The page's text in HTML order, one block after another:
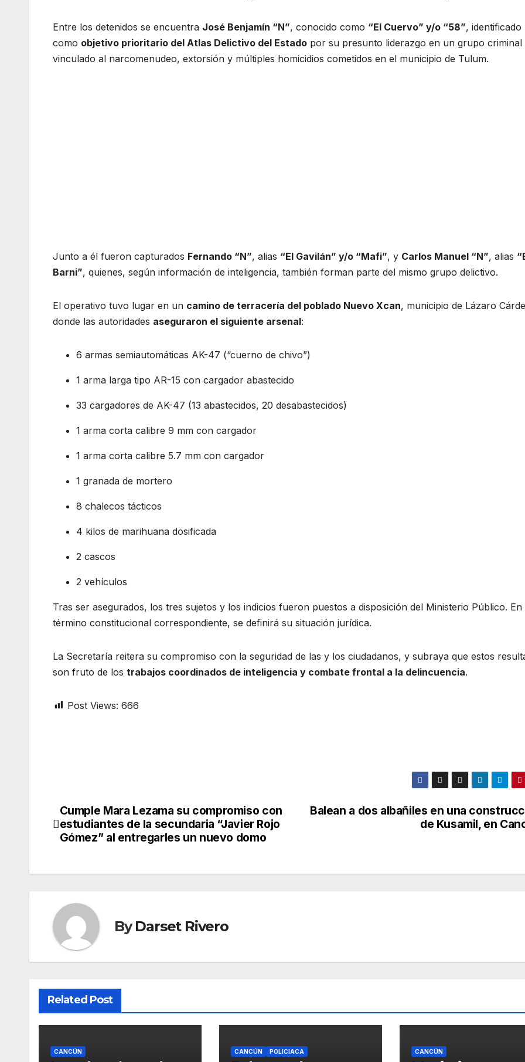
Entre los detenidos se encuentra José Benjamín “N”, conocido como “El Cuervo” y/o “58”, identificado
como objetivo prioritario del Atlas Delictivo del Estado por su presunto liderazgo en un grupo criminal
vinculado al narcomenudeo, extorsión y múltiples homicidios cometidos en el municipio de Tulum.
Junto a él fueron capturados Fernando “N”, alias “El Gavilán” y/o “Mafi”, y Carlos Manuel “N”, alias
Barni”, quienes, según información de inteligencia, también forman parte del mismo grupo delictivo.
El operativo tuvo lugar en un camino de terracería del poblado Nuevo Xcan, municipio de Lázaro
donde las autoridades aseguraron el siguiente arsenal:
6 armas semiautomáticas AK-47 (“cuerno de chivo”)
1 arma larga tipo AR-15 con cargador abastecido
33 cargadores de AK-47 (13 abastecidos, 20 desabastecidos)
1 arma corta calibre 9 mm con cargador
1 arma corta calibre 5.7 mm con cargador
1 granada de mortero
8 chalecos tácticos
4 kilos de marihuana dosificada
2 cascos
2 vehículos
Tras ser asegurados, los tres sujetos y los indicios fueron puestos a disposición del Ministerio Público. En
término constitucional correspondiente, se definirá su situación jurídica.
La Secretaría reitera su compromiso con la seguridad de las y los ciudadanos, y subraya que estos
son fruto de los trabajos coordinados de inteligencia y combate frontal a la delincuencia.
Post Views: 666
Post
navigation
Balean a dos albañiles en una
de Kusamil, en
Cumple Mara Lezama su compromiso con
estudiantes de la secundaria “Javier Rojo
Gómez” al entregarles un nuevo domo
ByDarset Rivero
Related Post
CANCÚN CANCÚN POLICIACA CANCÚN